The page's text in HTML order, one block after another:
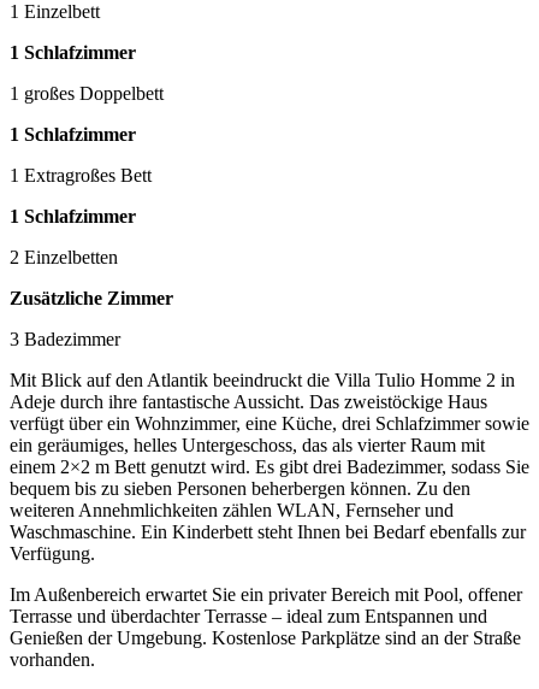
1 Einzelbett
1 Schlafzimmer
1 großes Doppelbett
1 Schlafzimmer
1 Extragroßes Bett
1 Schlafzimmer
2 Einzelbetten
Zusätzliche Zimmer
3 Badezimmer
Mit Blick auf den Atlantik beeindruckt die Villa Tulio Homme 2 in
Adeje durch ihre fantastische Aussicht. Das zweistöckige Haus
verfügt über ein Wohnzimmer, eine Küche, drei Schlafzimmer sowie
ein geräumiges, helles Untergeschoss, das als vierter Raum mit
einem 2×2 m Bett genutzt wird. Es gibt drei Badezimmer, sodass Sie
bequem bis zu sieben Personen beherbergen können. Zu den
weiteren Annehmlichkeiten zählen WLAN, Fernseher und
Waschmaschine. Ein Kinderbett steht Ihnen bei Bedarf ebenfalls zur
Verfügung.
Im Außenbereich erwartet Sie ein privater Bereich mit Pool, offener
Terrasse und überdachter Terrasse – ideal zum Entspannen und
Genießen der Umgebung. Kostenlose Parkplätze sind an der Straße
vorhanden.